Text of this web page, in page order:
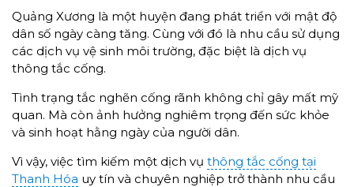
Quảng Xương là một huyện đang phát triển với mật độ
dân số ngày càng tăng. Cùng với đó là nhu cầu sử dụng
các dịch vụ vệ sinh môi trường, đặc biệt là dịch vụ
thông tắc cống.
Tình trạng tắc nghẽn cống rãnh không chỉ gây mất mỹ
quan. Mà còn ảnh hưởng nghiêm trọng đến sức khỏe
và sinh hoạt hằng ngày của người dân.
Vì vậy, việc tìm kiếm một dịch vụ thông tắc cống tại
Thanh Hóa uy tín và chuyên nghiệp trở thành nhu cầu